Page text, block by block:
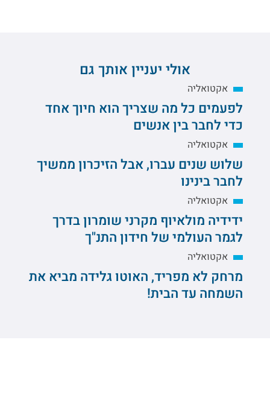
אולי יעניין אותך גם
אקטואליה
לפעמים כל מה שצריך הוא חיוך אחד
כדי לחבר בין אנשים
אקטואליה
שלוש שנים עברו, אבל הזיכרון ממשיך
לחבר בינינו
אקטואליה
ידידיה מולאיוף מקרני שומרון בדרך
לגמר העולמי של חידון התנ"ך
אקטואליה
מרחק לא מפריד, האוטו גלידה מביא את
השמחה עד הבית!